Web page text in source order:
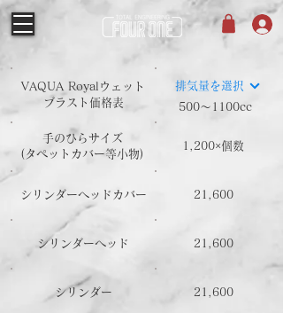
​VAQUA Royalウェット
ブラスト​価格表
500～1100cc
排気量を選択
手のひらサイズ
​(タペットカバー等小物)
1,200×個数
シリンダーヘッドカバー 21,600
シリンダーヘッド 21,600
シリンダー 21,600